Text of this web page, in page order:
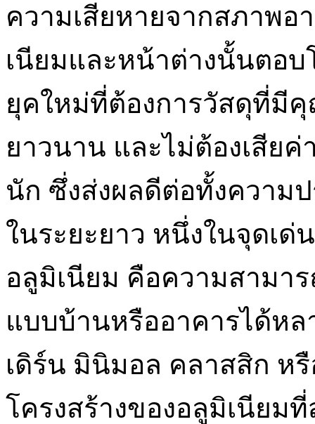
ความเสียหายจากสภาพอ
เนียมและหน้าต่างนั้นตอบ
ยุคใหม่ที่ต้องการวัสดุที่มี
ยาวนาน และไม่ต้องเสีย
นัก ซึ่งส่งผลดีต่อทั้งความ
ในระยะยาว หนึ่งในจุดเ
อลูมิเนียม คือความสามา
แบบบ้านหรืออาคารได้หล
เดิร์น มินิมอล คลาสสิก ห
โครงสร้างของอลูมิเนียม